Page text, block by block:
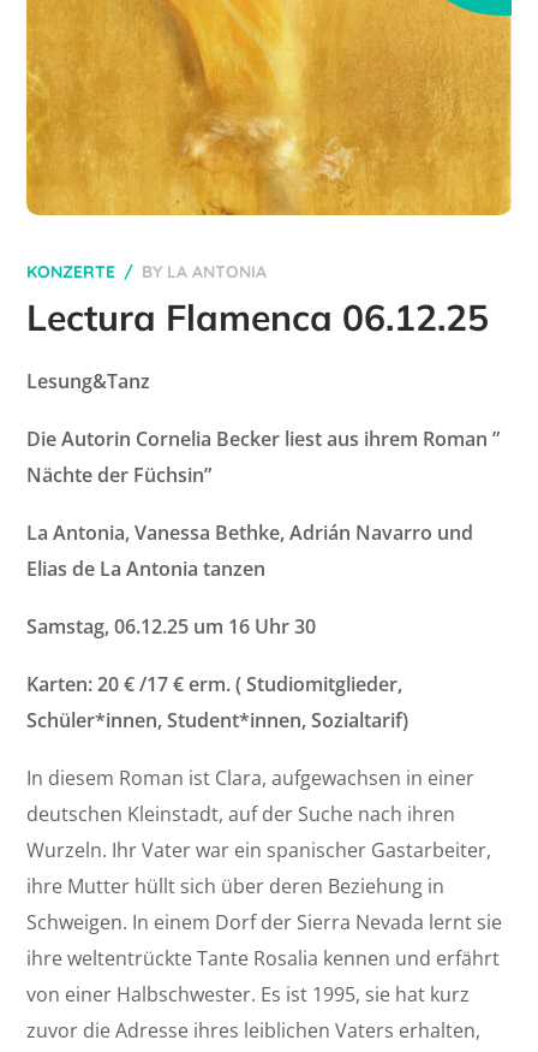
KONZERTE BY LA ANTONIA
Lectura Flamenca 06.12.25
Lesung&Tanz
Die Autorin Cornelia Becker liest aus ihrem Roman ”
Nächte der Füchsin”
La Antonia, Vanessa Bethke, Adrián Navarro und
Elias de La Antonia tanzen
Samstag, 06.12.25 um 16 Uhr 30
Karten: 20 € /17 € erm. ( Studiomitglieder,
Schüler*innen, Student*innen, Sozialtarif)
In diesem Roman ist Clara, aufgewachsen in einer
deutschen Kleinstadt, auf der Suche nach ihren
Wurzeln. Ihr Vater war ein spanischer Gastarbeiter,
ihre Mutter hüllt sich über deren Beziehung in
Schweigen. In einem Dorf der Sierra Nevada lernt sie
ihre weltentrückte Tante Rosalia kennen und erfährt
von einer Halbschwester. Es ist 1995, sie hat kurz
zuvor die Adresse ihres leiblichen Vaters erhalten,